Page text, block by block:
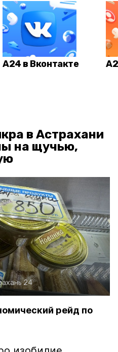
А24 в Вконтакте
в Астрахани
на щучью,
24
рейд по